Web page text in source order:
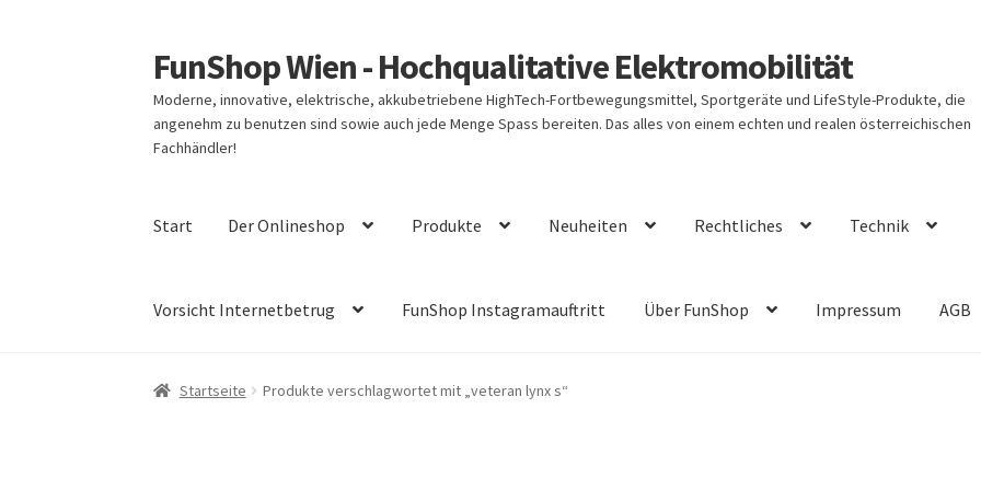
Zur
Navigation
springen
Zum
Inhalt
springen
FunShop Wien - Hochqualitative Elektromobilität
Moderne, innovative, elektrische, akkubetriebene HighTech-Fortbewegungsmittel, Sportgeräte und LifeStyle-Produkte, die
angenehm zu benutzen sind sowie auch jede Menge Spass bereiten. Das alles von einem echten und realen österreichischen
Fachhändler!
Start Der Onlineshop Produkte Neuheiten Rechtliches Technik
Vorsicht Internetbetrug FunShop Instagramauftritt Über FunShop Impressum AGB
Startseite Produkte verschlagwortet mit „veteran lynx s“